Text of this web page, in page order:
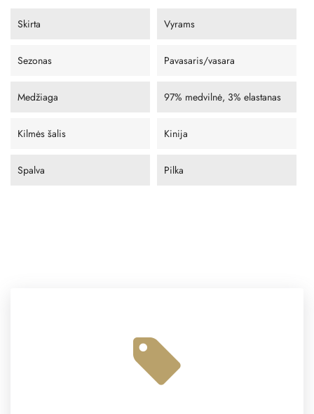
Skirta Vyrams
Sezonas Pavasaris/vasara
Medžiaga 97% medvilnė, 3% elastanas
Kilmės šalis Kinija
Spalva Pilka